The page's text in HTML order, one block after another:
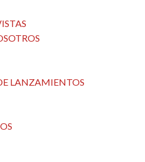
LANZAMIENTOS